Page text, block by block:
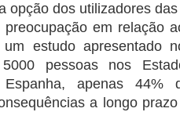
opção dos utilizadores
em relação
estudo apresentado
pessoas nos
apenas 44%
a longo